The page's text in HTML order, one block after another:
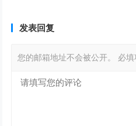
发表回复
您的邮箱地址不会被公开。 必